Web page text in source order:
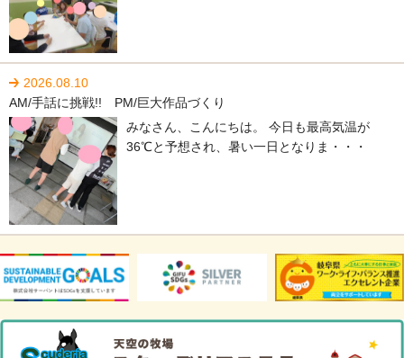
2026.08.10
AM/手話に挑戦!! PM/巨大作品づくり
みなさん、こんにちは。 今日も最高気温が
36℃と予想され、暑い一日となりま・・・